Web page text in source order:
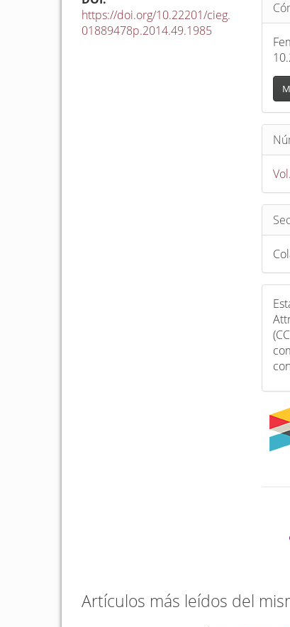
https://doi.org/10.22201/cieg.
01889478p.2014.49.1985
del
Artículos más leídos del